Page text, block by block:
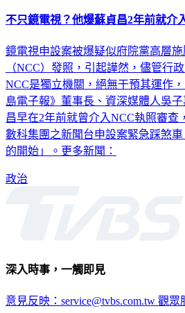
不只鏡電視？他爆蘇貞昌2年前就介
鏡電視申設案被爆疑似府院黨高層
（NCC）發照，引起譁然，儘管行
NCC是獨立機關，絕無干預其運作
島電子報》董事長、資深媒體人吳
昌早在2年前就曾介入NCC執照審查
數科集團之新聞台申設案緊急踩煞
的開始」。更多新聞：
政治
深入時事，一觸即見
意見反映：service@tvbs.com.tw 觀眾